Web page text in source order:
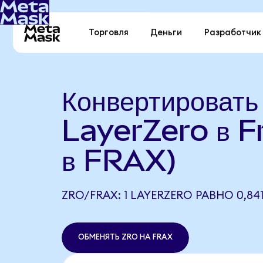
Торговля Деньги Разработчик
Конвертировать
LayerZero в
в FRAX)
ZRO/FRAX: 1 LAYERZERO РАВНО
ОБМЕНЯТЬ ZRO НА FRAX